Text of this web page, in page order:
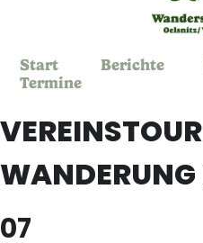
Start Berichte
Termine
VEREINSTOUR
WANDERUNG
07